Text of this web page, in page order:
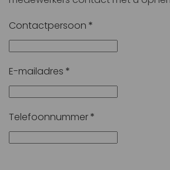
Contactpersoon *
E-mailadres *
Telefoonnummer*